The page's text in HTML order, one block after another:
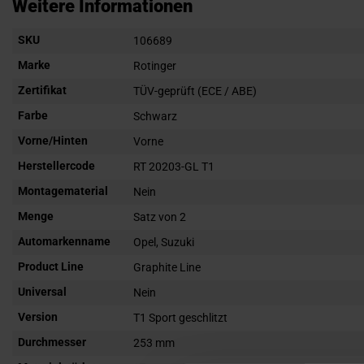
Bildgalerie
springen
Weitere Informationen
Weitere
SKU
106689
Marke
Rotinger
Zertifikat
TÜV-geprüft (ECE / ABE)
Farbe
Schwarz
Vorne/Hinten
Vorne
Herstellercode
RT 20203-GL T1
Montagematerial
Nein
Menge
Satz von 2
Automarkenname
Opel, Suzuki
Product Line
Graphite Line
Universal
Nein
Version
T1 Sport geschlitzt
Durchmesser
253 mm